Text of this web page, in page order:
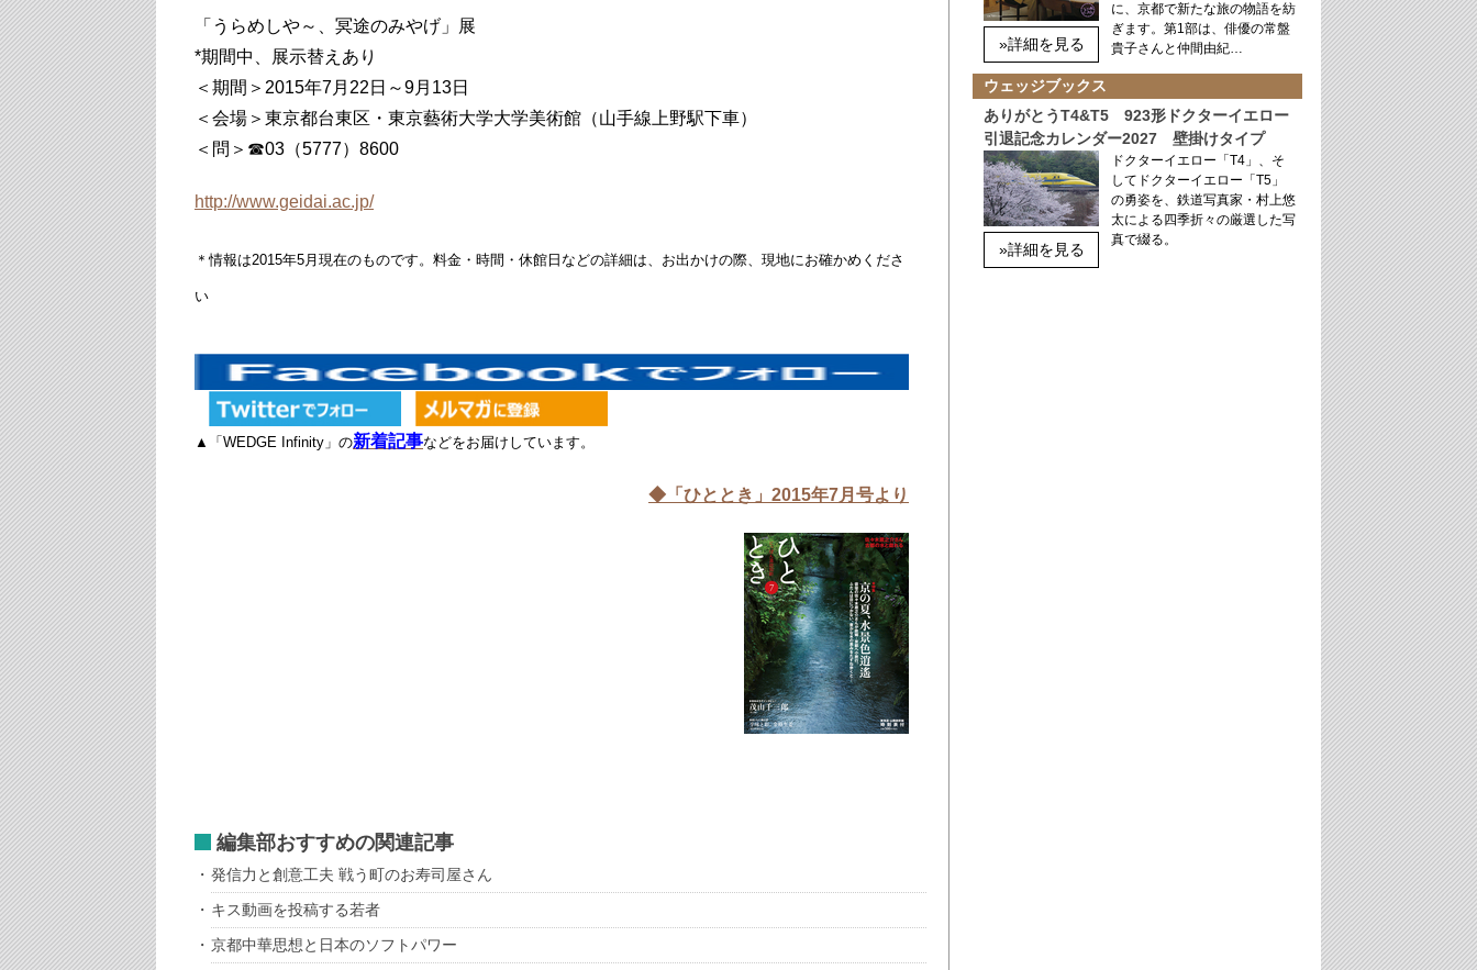
「うらめしや～、冥途のみやげ」展
*期間中、展示替えあり
＜期間＞2015年7月22日～9月13日
＜会場＞東京都台東区・東京藝術大学大学美術館（山手線上野駅下車）
＜問＞☎03（5777）8600
http://www.geidai.ac.jp/
＊情報は2015年5月現在のものです。料金・時間・休館日などの詳細は、お出かけの際、現地にお確かめくださ
い
▲「WEDGE Infinity」の新着記事などをお届けしています。
◆「ひととき」2015年7月号より
編集部おすすめの関連記事
発信力と創意工夫 戦う町のお寿司屋さん
キス動画を投稿する若者
京都中華思想と日本のソフトパワー
»詳細を見る
に、京都で新たな旅の物語を紡
ぎます。第1部は、俳優の常盤
貴子さんと仲間由紀…
ウェッジブックス
ありがとうT4&T5 923形ドクターイエロー
引退記念カレンダー2027 壁掛けタイプ
»詳細を見る
ドクターイエロー「T4」、そ
してドクターイエロー「T5」
の勇姿を、鉄道写真家・村上悠
太による四季折々の厳選した写
真で綴る。